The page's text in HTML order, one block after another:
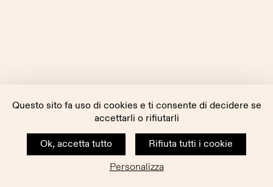
Questo sito fa uso di cookies e ti consente di decidere se
accettarli o rifiutarli
Ok, accetta tutto
Rifiuta tutti i cookie
Personalizza